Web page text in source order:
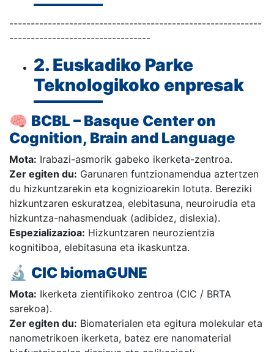
-----------------------------------------------------------
---------------------------------
2. Euskadiko Parke
Teknologikoko enpresak
🧠 BCBL – Basque Center on
Cognition, Brain and Language
Mota: Irabazi-asmorik gabeko ikerketa-zentroa.
Zer egiten du: Garunaren funtzionamendua aztertzen
du hizkuntzarekin eta kognizioarekin lotuta. Bereziki
hizkuntzaren eskuratzea, elebitasuna, neuroirudia eta
hizkuntza-nahasmenduak (adibidez, dislexia).
Espezializazioa: Hizkuntzaren neurozientzia
kognitiboa, elebitasuna eta ikaskuntza.
🔬 CIC biomaGUNE
Mota: Ikerketa zientifikoko zentroa (CIC / BRTA
sarekoa).
Zer egiten du: Biomaterialen eta egitura molekular eta
nanometrikoen ikerketa, batez ere nanomaterial